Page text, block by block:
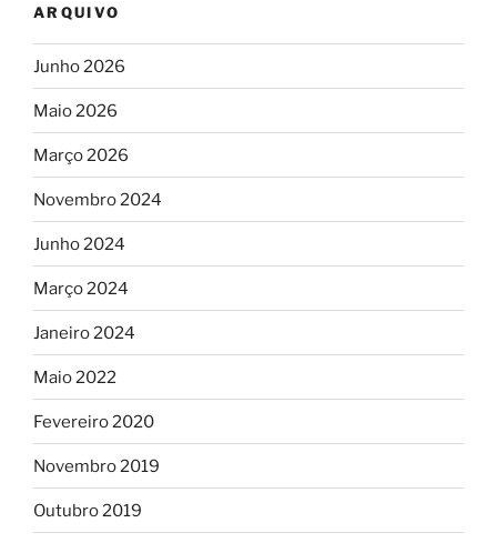
ARQUIVO
Junho 2026
Maio 2026
Março 2026
Novembro 2024
Junho 2024
Março 2024
Janeiro 2024
Maio 2022
Fevereiro 2020
Novembro 2019
Outubro 2019